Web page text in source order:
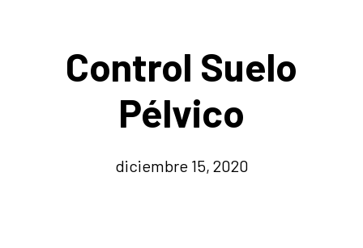
Control Suelo
Pélvico
diciembre 15, 2020